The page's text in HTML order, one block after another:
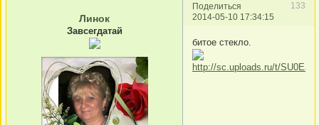
Поделиться
133
2014-05-10 17:34:15
Линок
Завсегдатай
битое стекло.